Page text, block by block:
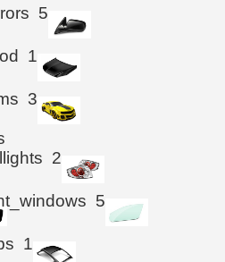
5
1
3
2
5
1